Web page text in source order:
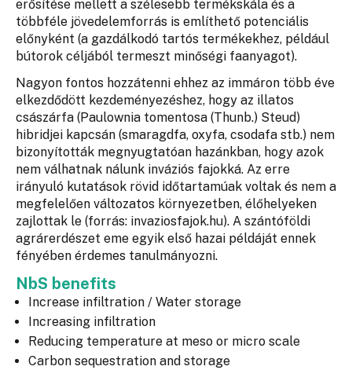
erősítése mellett a szélesebb termékskála és a
többféle jövedelemforrás is említhető potenciális
előnyként (a gazdálkodó tartós termékekhez, például
bútorok céljából termeszt minőségi faanyagot).
Nagyon fontos hozzátenni ehhez az immáron több éve
elkezdődött kezdeményezéshez, hogy az illatos
császárfa (Paulownia tomentosa (Thunb.) Steud)
hibridjei kapcsán (smaragdfa, oxyfa, csodafa stb.) nem
bizonyították megnyugtatóan hazánkban, hogy azok
nem válhatnak nálunk inváziós fajokká. Az erre
irányuló kutatások rövid időtartamúak voltak és nem a
megfelelően változatos környezetben, élőhelyeken
zajlottak le (forrás: invaziosfajok.hu). A szántóföldi
agrárerdészet eme egyik első hazai példáját ennek
fényében érdemes tanulmányozni.
NbS benefits
Increase infiltration / Water storage
Increasing infiltration
Reducing temperature at meso or micro scale
Carbon sequestration and storage